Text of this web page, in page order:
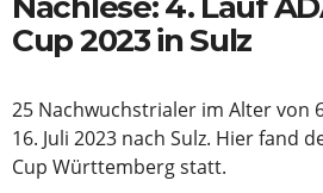
Cup 2023 in Sulz
25 Nachwuchstrialer im Alter von
16. Juli 2023 nach Sulz. Hier fand
Cup Württemberg statt.